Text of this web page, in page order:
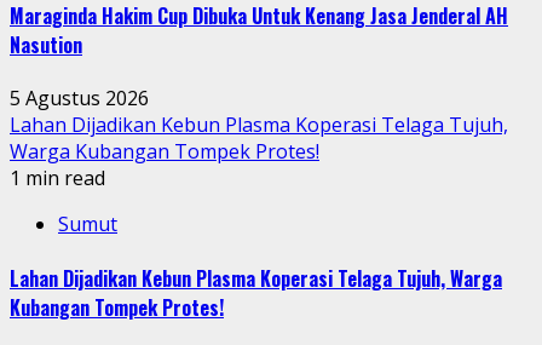
Maraginda Hakim Cup Dibuka Untuk Kenang Jasa Jenderal AH
Nasution
5 Agustus 2026
Lahan Dijadikan Kebun Plasma Koperasi Telaga Tujuh,
Warga Kubangan Tompek Protes!
1 min read
Sumut
Lahan Dijadikan Kebun Plasma Koperasi Telaga Tujuh, Warga
Kubangan Tompek Protes!